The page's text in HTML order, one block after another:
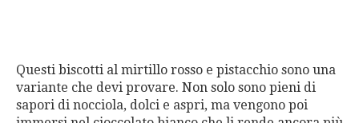
Questi biscotti al mirtillo rosso e pistacchio sono una
variante che devi provare. Non solo sono pieni di
sapori di nocciola, dolci e aspri, ma vengono poi